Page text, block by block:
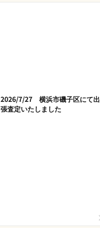
2026/7/27 横浜市磯子区にて出
張査定いたしました